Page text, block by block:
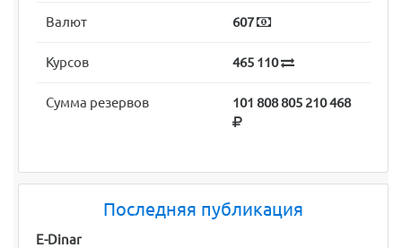
Валют 607
Курсов 465 110
Сумма резервов 101 808 805 210 468
Последняя публикация
E-Dinar